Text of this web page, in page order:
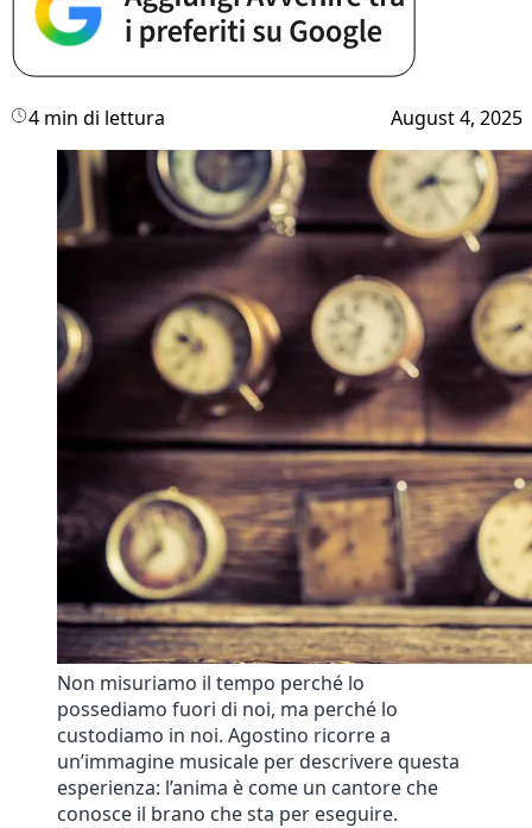
4 min di lettura August 4, 2025
Non misuriamo il tempo perché lo
possediamo fuori di noi, ma perché lo
custodiamo in noi. Agostino ricorre a
un’immagine musicale per descrivere questa
esperienza: l’anima è come un cantore che
conosce il brano che sta per eseguire.